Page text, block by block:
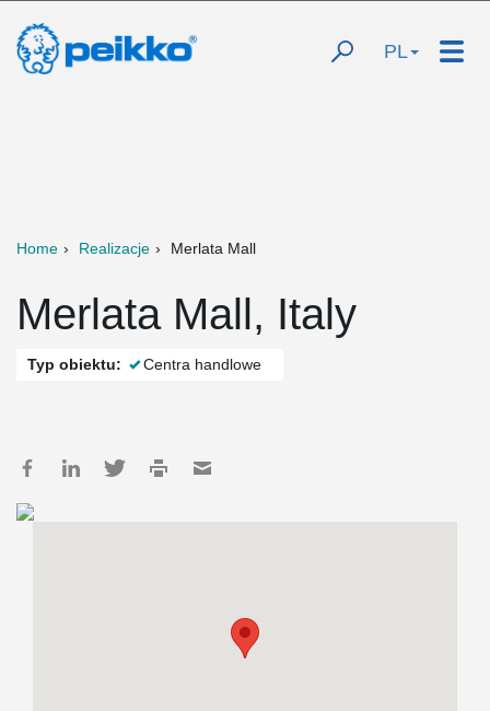
PL
Home Realizacje Merlata Mall
Merlata Mall, Italy
Typ obiektu: Centra handlowe